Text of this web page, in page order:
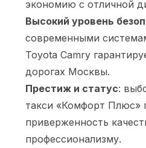
экономию с отличной
Высокий уровень
современными
Toyota Camry
дорогах Москвы.
Престиж и статус:
такси «Комфорт Плюс»
приверженность
профессионализму.